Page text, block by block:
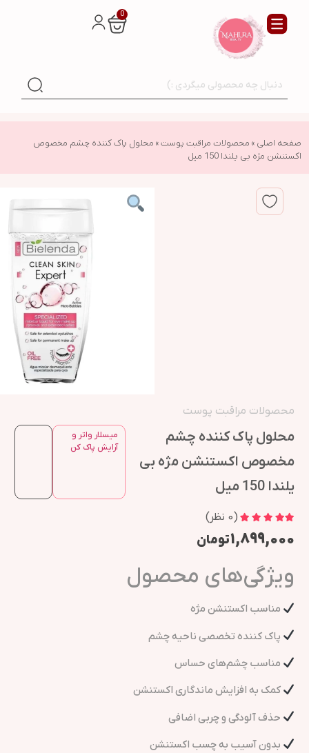
0
صفحه اصلی » محصولات مراقبت پوست» محلول پاک کننده چشم مخصوص
اکستنشن مژه بی یلندا 150 میل
محصولات مراقبت پوست
محلول پاک کننده چشم
مخصوص اکستنشن مژه بی
یلندا 150 میل
میسلار واتر و
آرایش پاک کن
(
0 نظر)
۱,۸۹۹,۰۰۰تومان
ویژگی‌های محصول
مناسب اکستنشن مژه
پاک کننده تخصصی ناحیه چشم
مناسب چشم‌های حساس
کمک به افزایش ماندگاری اکستنشن
حذف آلودگی و چربی اضافی
بدون آسیب به چسب اکستنشن